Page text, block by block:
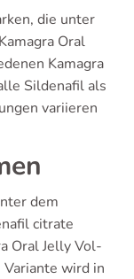
die unter
Oral
Kamagra
Sildenafil als
variieren
dem
citrate
Oral Jelly Vol-
Variante wird in